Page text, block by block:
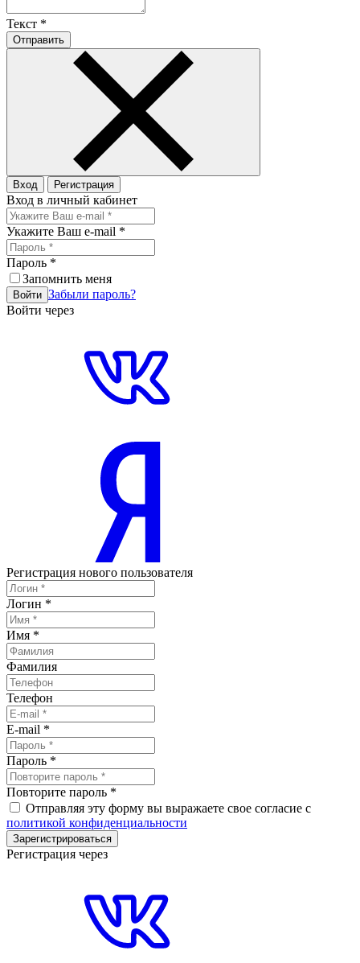
Текст *
Отправить
Вход Регистрация
Вход в личный кабинет
Укажите Ваш e-mail *
Пароль *
Запомнить меня
Войти Забыли пароль?
Войти через
Регистрация нового пользователя
Логин *
Имя *
Фамилия
Телефон
E-mail *
Пароль *
Повторите пароль *
Отправляя эту форму вы выражаете свое согласие с
политикой конфиденциальности
Зарегистрироваться
Регистрация через